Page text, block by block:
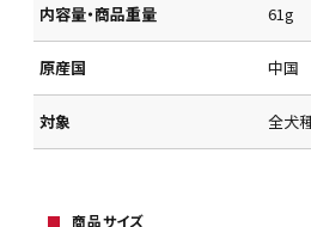
内容量・商品重量 61g
原産国 中国
対象 全犬
商品サイズ